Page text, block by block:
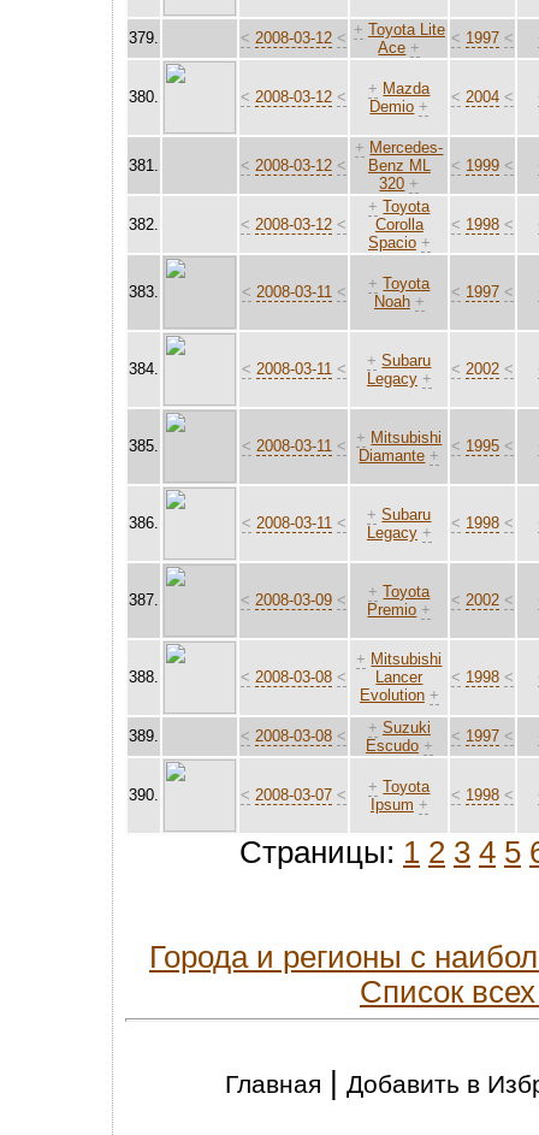
379. < 2008-03-12 < + Toyota Lite
Ace +
< 1997 <
380. < 2008-03-12 < + Mazda
Demio +
< 2004 <
381. < 2008-03-12 <
+ Mercedes-
Benz ML
320 +
< 1999 <
382. < 2008-03-12 <
+ Toyota
Corolla
Spacio +
< 1998 <
383. < 2008-03-11 < + Toyota
Noah +
< 1997 <
384. < 2008-03-11 < + Subaru
Legacy +
< 2002 <
385. < 2008-03-11 < + Mitsubishi
Diamante +
< 1995 <
386. < 2008-03-11 < + Subaru
Legacy +
< 1998 <
387. < 2008-03-09 < + Toyota
Premio +
< 2002 <
388. < 2008-03-08 <
+ Mitsubishi
Lancer
Evolution +
< 1998 <
389. < 2008-03-08 < + Suzuki
Escudo +
< 1997 <
390. < 2008-03-07 < + Toyota
Ipsum +
< 1998 <
Страницы: 1 2 3 4 5
Города и регионы с
Список
Главная | Добавить в